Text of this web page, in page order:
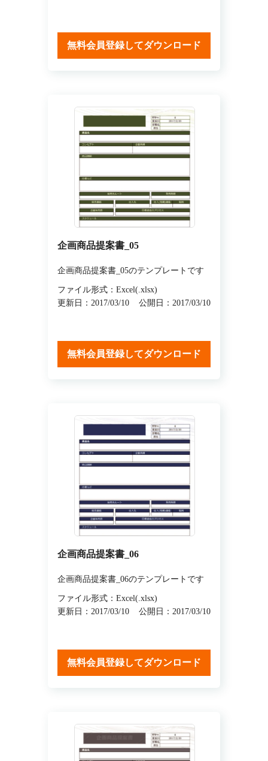
無料会員登録してダウンロード
企画商品提案書_05
企画商品提案書_05のテンプレートです
ファイル形式：Excel(.xlsx)
更新日：2017/03/10
公開日：2017/03/10
無料会員登録してダウンロード
企画商品提案書_06
企画商品提案書_06のテンプレートです
ファイル形式：Excel(.xlsx)
更新日：2017/03/10
公開日：2017/03/10
無料会員登録してダウンロード